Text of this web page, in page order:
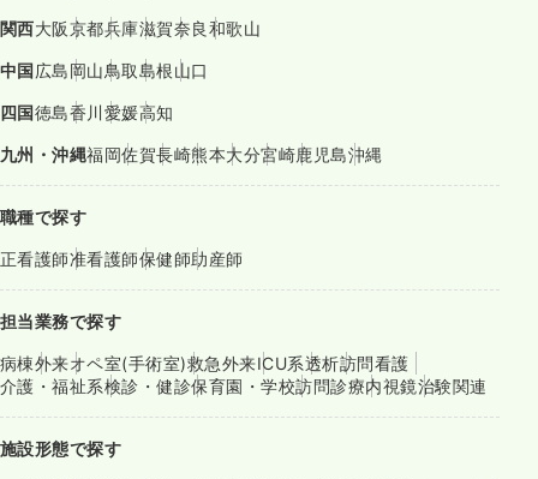
関西大阪京都兵庫滋賀奈良和歌山
中国広島岡山鳥取島根山口
四国徳島香川愛媛高知
九州・沖縄福岡佐賀長崎熊本大分宮崎鹿児島沖縄
職種で探す
正看護師准看護師保健師助産師
担当業務で探す
病棟外来オペ室(手術室)救急外来ICU系透析訪問看護
介護・福祉系検診・健診保育園・学校訪問診療内視鏡治験関連
施設形態で探す